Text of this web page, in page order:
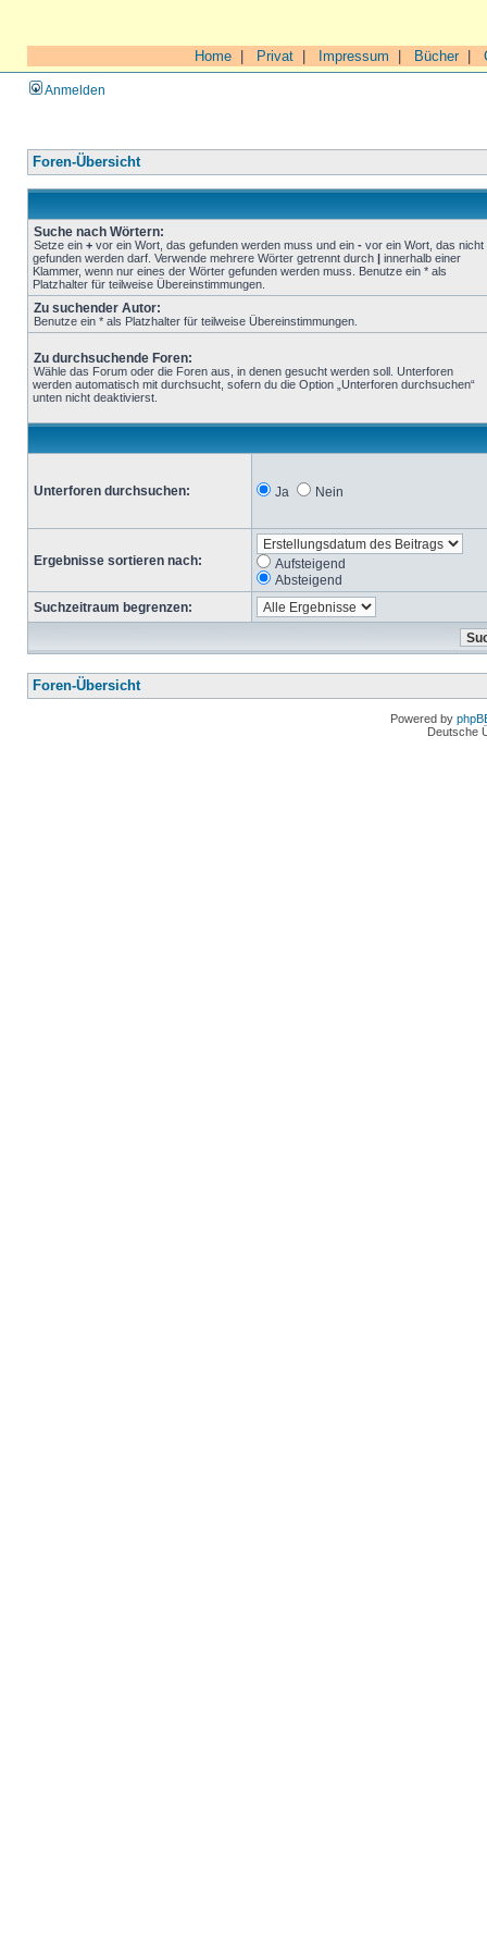
Home Privat Impressum Bücher|
Anmelden
Foren-Übersicht
Suche nach Wörtern:
Setze ein + vor ein Wort, das gefunden werden muss und ein - vor ein Wort, das nicht
gefunden werden darf. Verwende mehrere Wörter getrennt durch | innerhalb einer
Klammer, wenn nur eines der Wörter gefunden werden muss. Benutze ein * als
Platzhalter für teilweise Übereinstimmungen.
Zu suchender Autor:
Benutze ein * als Platzhalter für teilweise Übereinstimmungen.
Zu durchsuchende Foren:
Wähle das Forum oder die Foren aus, in denen gesucht werden soll. Unterforen
werden automatisch mit durchsucht, sofern du die Option „Unterforen durchsuchen“
unten nicht deaktivierst.
Unterforen durchsuchen: Ja Nein
Ergebnisse sortieren nach:
Aufsteigend
Absteigend
Suchzeitraum begrenzen:
Foren-Übersicht
Powered by
Deutsche